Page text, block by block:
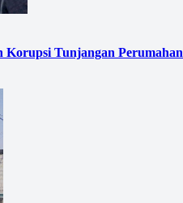
Korupsi Tunjangan